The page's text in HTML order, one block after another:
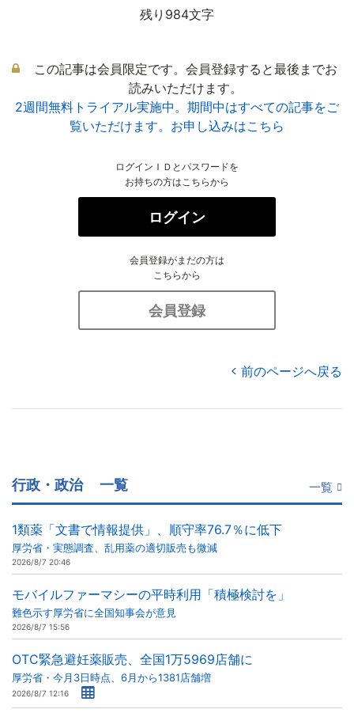
残り984文字
この記事は会員限定です。会員登録すると最後までお
読みいただけます。
2週間無料トライアル実施中。期間中はすべての記事をご
覧いただけます。お申し込みはこちら
ログインＩＤとパスワードを
お持ちの方はこちらから
ログイン
会員登録がまだの方は
こちらから
会員登録
前のページへ戻る
行政・政治 一覧 一覧
1類薬「文書で情報提供」、順守率76.7％に低下
厚労省・実態調査、乱用薬の適切販売も微減
2026/8/7 20:46
モバイルファーマシーの平時利用「積極検討を」
難色示す厚労省に全国知事会が意見
2026/8/7 15:56
OTC緊急避妊薬販売、全国1万5969店舗に
厚労省・今月3日時点、6月から1381店舗増
2026/8/7 12:16